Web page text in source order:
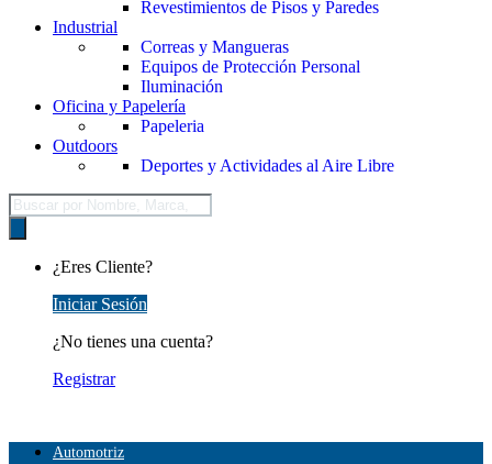
Revestimientos de Pisos y Paredes
Industrial
Correas y Mangueras
Equipos de Protección Personal
Iluminación
Oficina y Papelería
Papeleria
Outdoors
Deportes y Actividades al Aire Libre
Búsqueda
de
productos
¿Eres Cliente?
Iniciar Sesión
¿No tienes una cuenta?
Registrar
Automotriz